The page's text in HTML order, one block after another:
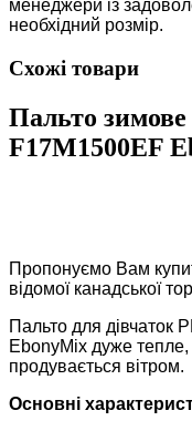
менеджери із
необхідний розмір.
Схожі товари
Пальто
F17M1500EF
Пропонуємо Вам
відомої канадської
Пальто для дівчаток
EbonyMix дуже
продувається вітром.
Основні